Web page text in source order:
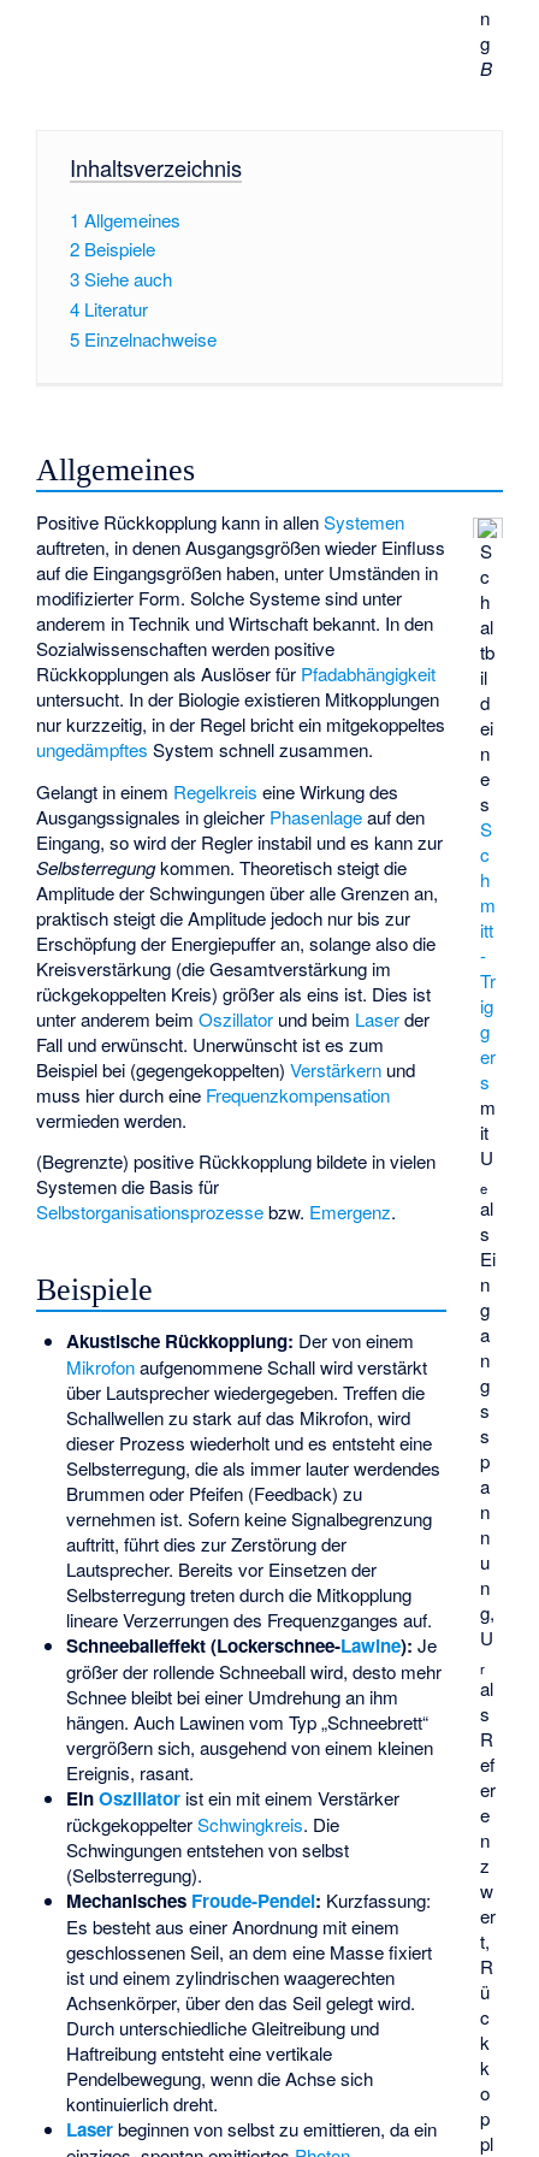
n
g
B
Inhaltsverzeichnis
1 Allgemeines
2 Beispiele
3Siehe auch
4 Literatur
5 Einzelnachweise
Allgemeines
S
c
h
al
tb
il
d
ei
n
e
s
S
c
h
m
itt
-
Tr
ig
g
er
s
m
it
U
e
al
s
Ei
n
g
a
n
g
s
s
p
a
n
n
u
n
g,
U
r
al
s
R
ef
er
e
n
z
w
er
t,
R
ü
c
k
k
o
p
pl
Positive Rückkopplung kann in allenSystemen
auftreten, in denen Ausgangsgrößen wieder Einfluss
auf die Eingangsgrößen haben, unter Umständen in
modifizierter Form. Solche Systeme sind unter
anderem in Technik und Wirtschaft bekannt. In den
Sozialwissenschaften werden positive
Rückkopplungen als Auslöser für Pfadabhängigkeit
untersucht. In der Biologie existieren Mitkopplungen
nur kurzzeitig, in der Regel bricht ein mitgekoppeltes
ungedämpftes System schnell zusammen.
Gelangt in einem Regelkreis eine Wirkung des
Ausgangssignales in gleicher Phasenlageauf den
Eingang, so wird der Regler instabil und es kann zur
Selbsterregungkommen. Theoretisch steigt die
Amplitude der Schwingungen über alle Grenzen an,
praktisch steigt die Amplitude jedoch nur bis zur
Erschöpfung der Energiepuffer an, solange also die
Kreisverstärkung (die Gesamtverstärkung im
rückgekoppelten Kreis) größer als eins ist. Dies ist
unter anderem beimOszillator und beim Laserder
Fall und erwünscht. Unerwünscht ist es zum
Beispiel bei (gegengekoppelten)Verstärkern und
muss hier durch eine Frequenzkompensation
vermieden werden.
(Begrenzte) positive Rückkopplung bildete in vielen
Systemen die Basis für
Selbstorganisationsprozessebzw. Emergenz.
Beispiele
Akustische Rückkopplung: Der von einem
Mikrofonaufgenommene Schall wird verstärkt
über Lautsprecher wiedergegeben. Treffen die
Schallwellen zu stark auf das Mikrofon, wird
dieser Prozess wiederholt und es entsteht eine
Selbsterregung, die als immer lauter werdendes
Brummen oder Pfeifen (Feedback) zu
vernehmen ist. Sofern keine Signalbegrenzung
auftritt, führt dies zur Zerstörung der
Lautsprecher. Bereits vor Einsetzen der
Selbsterregung treten durch die Mitkopplung
lineare Verzerrungen des Frequenzganges auf.
Schneeballeffekt (Lockerschnee-Lawine): Je
größer der rollende Schneeball wird, desto mehr
Schnee bleibt bei einer Umdrehung an ihm
hängen. Auch Lawinen vom Typ „Schneebrett“
vergrößern sich, ausgehend von einem kleinen
Ereignis, rasant.
EinOszillatorist ein mit einem Verstärker
rückgekoppelterSchwingkreis. Die
Schwingungen entstehen von selbst
(Selbsterregung).
Mechanisches Froude-Pendel: Kurzfassung:
Es besteht aus einer Anordnung mit einem
geschlossenen Seil, an dem eine Masse fixiert
ist und einem zylindrischen waagerechten
Achsenkörper, über den das Seil gelegt wird.
Durch unterschiedliche Gleitreibung und
Haftreibung entsteht eine vertikale
Pendelbewegung, wenn die Achse sich
kontinuierlich dreht.
Laserbeginnen von selbst zu emittieren, da ein